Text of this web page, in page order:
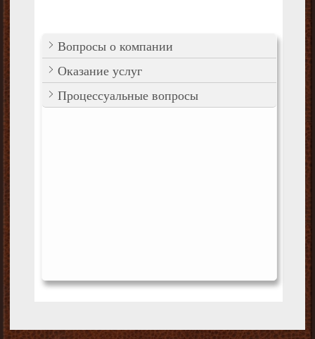
Вопросы о компании
Оказание услуг
Процессуальные вопросы